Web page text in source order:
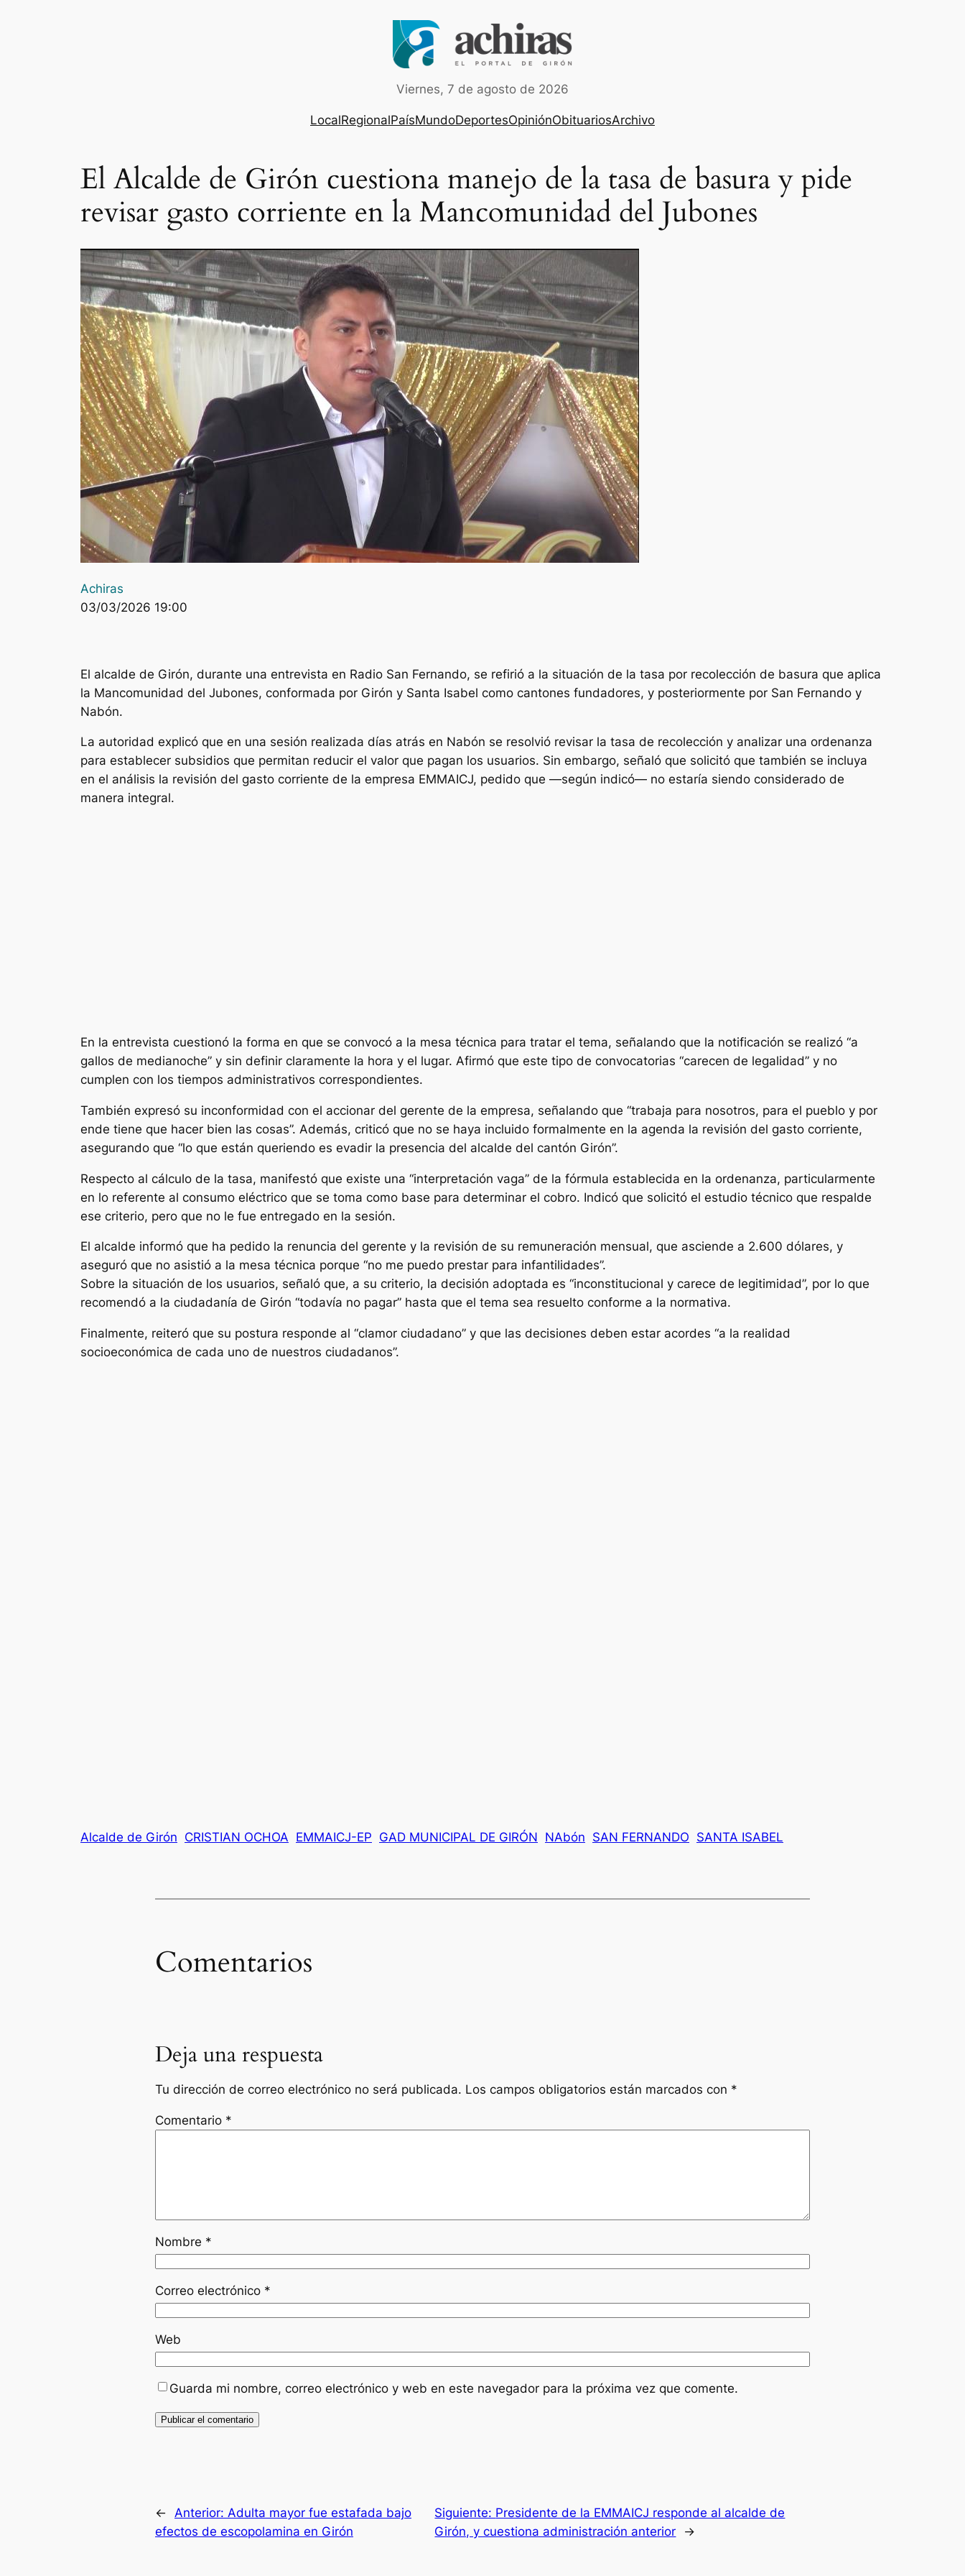
Viernes, 7 de agosto de 2026
LocalRegionalPaísMundoDeportesOpiniónObituariosArchivo
El Alcalde de Girón cuestiona manejo de la tasa de basura y pide
revisar gasto corriente en la Mancomunidad del Jubones
Achiras
03/03/2026 19:00
El alcalde de Girón, durante una entrevista en Radio San Fernando, se refirió a la situación de la tasa por recolección de basura que aplica
la Mancomunidad del Jubones, conformada por Girón y Santa Isabel como cantones fundadores, y posteriormente por San Fernando y
Nabón.
La autoridad explicó que en una sesión realizada días atrás en Nabón se resolvió revisar la tasa de recolección y analizar una ordenanza
para establecer subsidios que permitan reducir el valor que pagan los usuarios. Sin embargo, señaló que solicitó que también se incluya
en el análisis la revisión del gasto corriente de la empresa EMMAICJ, pedido que —según indicó— no estaría siendo considerado de
manera integral.
En la entrevista cuestionó la forma en que se convocó a la mesa técnica para tratar el tema, señalando que la notificación se realizó “a
gallos de medianoche” y sin definir claramente la hora y el lugar. Afirmó que este tipo de convocatorias “carecen de legalidad” y no
cumplen con los tiempos administrativos correspondientes.
También expresó su inconformidad con el accionar del gerente de la empresa, señalando que “trabaja para nosotros, para el pueblo y por
ende tiene que hacer bien las cosas”. Además, criticó que no se haya incluido formalmente en la agenda la revisión del gasto corriente,
asegurando que “lo que están queriendo es evadir la presencia del alcalde del cantón Girón”.
Respecto al cálculo de la tasa, manifestó que existe una “interpretación vaga” de la fórmula establecida en la ordenanza, particularmente
en lo referente al consumo eléctrico que se toma como base para determinar el cobro. Indicó que solicitó el estudio técnico que respalde
ese criterio, pero que no le fue entregado en la sesión.
El alcalde informó que ha pedido la renuncia del gerente y la revisión de su remuneración mensual, que asciende a 2.600 dólares, y
aseguró que no asistió a la mesa técnica porque “no me puedo prestar para infantilidades”.
Sobre la situación de los usuarios, señaló que, a su criterio, la decisión adoptada es “inconstitucional y carece de legitimidad”, por lo que
recomendó a la ciudadanía de Girón “todavía no pagar” hasta que el tema sea resuelto conforme a la normativa.
Finalmente, reiteró que su postura responde al “clamor ciudadano” y que las decisiones deben estar acordes “a la realidad
socioeconómica de cada uno de nuestros ciudadanos”.
Alcalde de Girón CRISTIAN OCHOA EMMAICJ-EP GAD MUNICIPAL DE GIRÓN NAbón SAN FERNANDO SANTA ISABEL
Comentarios
Deja una respuesta
Tu dirección de correo electrónico no será publicada. Los campos obligatorios están marcados con *
Comentario *
Nombre *
Correo electrónico *
Web
Guarda mi nombre, correo electrónico y web en este navegador para la próxima vez que comente.
← Anterior: Adulta mayor fue estafada bajo
efectos de escopolamina en Girón
Siguiente: Presidente de la EMMAICJ responde al alcalde de
Girón, y cuestiona administración anterior
→